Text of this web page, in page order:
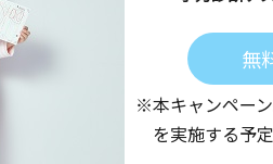
無
※本キャンペーン
を実施する予定